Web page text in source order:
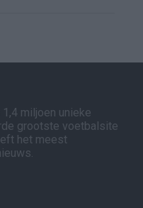
miljoen unieke
grootste voetbalsite
het meest